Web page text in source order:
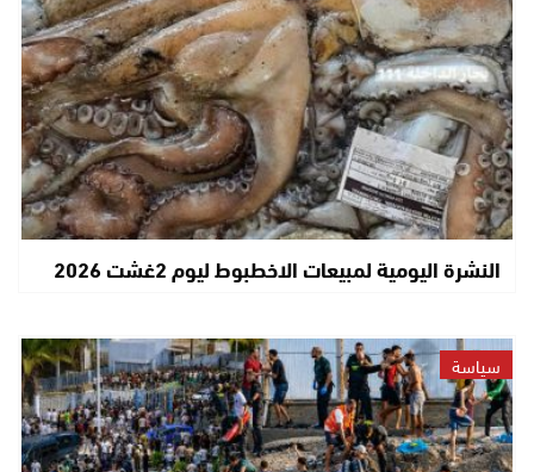
النشرة اليومية لمبيعات الاخطبوط ليوم 2غشت 2026
سياسة